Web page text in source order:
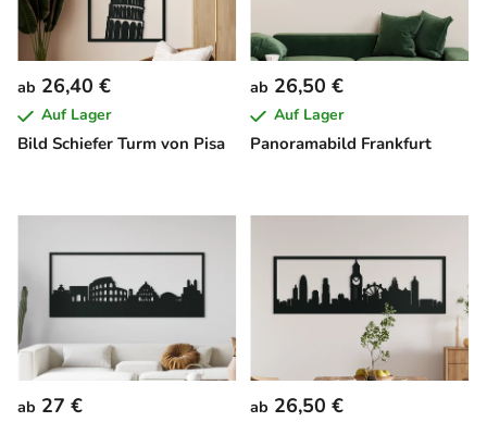
Bild Schiefer Turm von Pisa
ab 26,40 €
Auf Lager
Panoramabild Frankfurt
ab 26,50 €
Auf Lager
ab 27 € ab 26,50 €